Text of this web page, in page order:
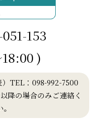
153
)
）TEL：098-992-7500
降の場合のみご連絡く